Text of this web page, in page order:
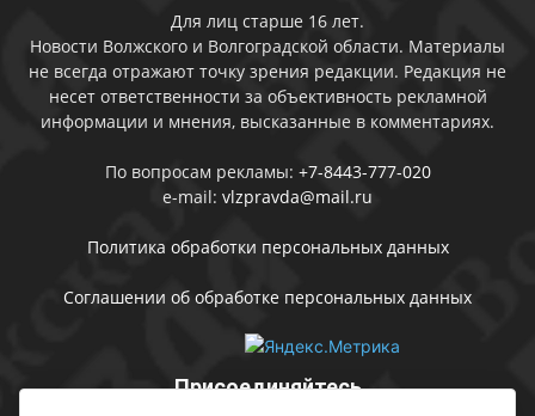
Для лиц старше 16 лет.
Новости Волжского и Волгоградской области. Материалы
не всегда отражают точку зрения редакции. Редакция не
несет ответственности за объективность рекламной
информации и мнения, высказанные в комментариях.
По вопросам рекламы: +7-8443-777-020
e-mail: vlzpravda@mail.ru
Политика обработки персональных данных
Соглашении об обработке персональных данных
Присоединяйтесь